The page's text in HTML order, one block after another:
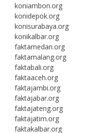
koniambon.org
konidepok.org
konisurabaya.org
konikalbar.org
faktamedan.org
faktamalang.org
faktabali.org
faktaaceh.org
faktajambi.org
faktajabar.org
faktajateng.org
faktajatim.org
faktakalbar.org